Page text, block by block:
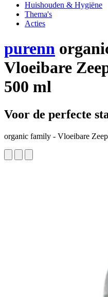
Huishouden & Hygiëne
Thema's
Acties
purenn
Vloeibare
500 ml
Voor de perfecte
organic family - Vloeibare